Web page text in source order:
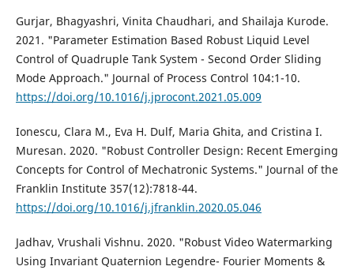
Gurjar, Bhagyashri, Vinita Chaudhari, and Shailaja Kurode.
2021. "Parameter Estimation Based Robust Liquid Level
Control of Quadruple Tank System - Second Order Sliding
Mode Approach." Journal of Process Control 104:1-10.
https://doi.org/10.1016/j.jprocont.2021.05.009
Ionescu, Clara M., Eva H. Dulf, Maria Ghita, and Cristina I.
Muresan. 2020. "Robust Controller Design: Recent Emerging
Concepts for Control of Mechatronic Systems." Journal of the
Franklin Institute 357(12):7818-44.
https://doi.org/10.1016/j.jfranklin.2020.05.046
Jadhav, Vrushali Vishnu. 2020. "Robust Video Watermarking
Using Invariant Quaternion Legendre- Fourier Moments &